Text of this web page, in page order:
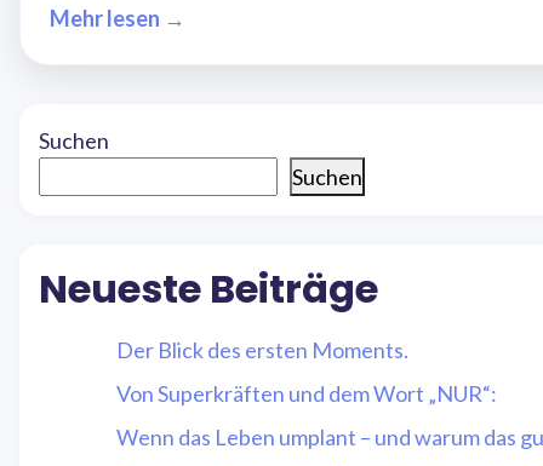
Mehr lesen →
Suchen
Suchen
Neueste Beiträge
Der Blick des ersten Moments.
Von Superkräften und dem Wort „NUR“:
Wenn das Leben umplant – und warum das